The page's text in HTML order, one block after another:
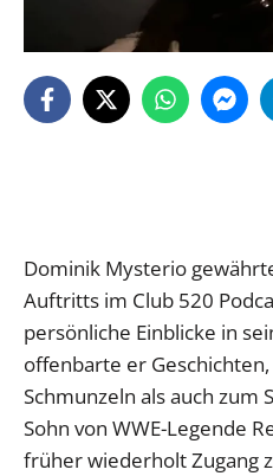
Dominik Mysterio
Auftritts im Club 520
persönliche Einblicke in
offenbarte er
Schmunzeln als auch zum
Sohn von WWE-Legende
früher wiederholt Zugang